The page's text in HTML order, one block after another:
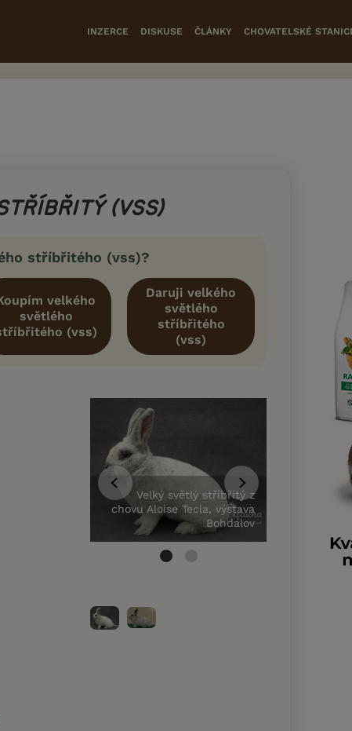
INZERCE DISKUSE ČLÁNKY CHOVATELSKÉ
(VSS)
stříbřitého (vss)?
velkého
světlého
(vss)
Daruji velkého
světlého
stříbřitého
(vss)
Velký světlý stříbřitý z
chovu Aloise Tecla, výstava
Bohdalov
Velký
z